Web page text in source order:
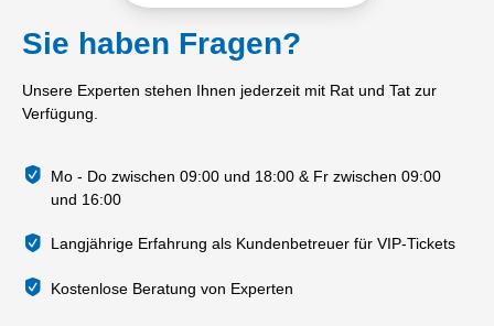
Sie haben Fragen?
Unsere Experten stehen Ihnen jederzeit mit Rat und Tat zur
Verfügung.
Mo - Do zwischen 09:00 und 18:00 & Fr zwischen 09:00
und 16:00
Langjährige Erfahrung als Kundenbetreuer für VIP-Tickets
Kostenlose Beratung von Experten